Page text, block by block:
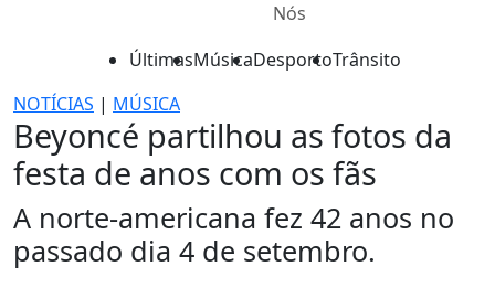
Nós
ÚltimasMúsicaDesportoTrânsito
NOTÍCIAS | MÚSICA
Beyoncé partilhou as fotos da
festa de anos com os fãs
A norte-americana fez 42 anos no
passado dia 4 de setembro.